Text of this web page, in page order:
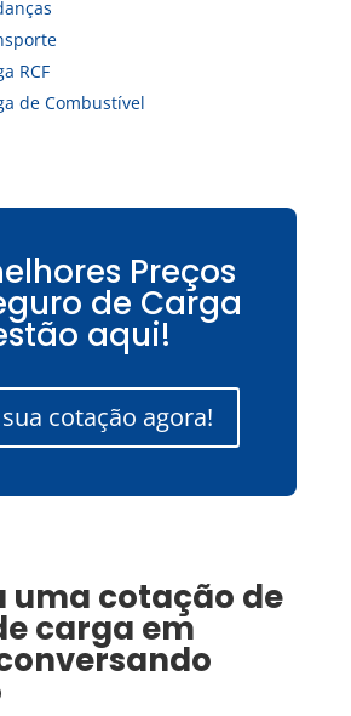
RCF
de Combustível
Preços
de Carga
aqui!
sua cotação agora!
uma cotação de
carga em